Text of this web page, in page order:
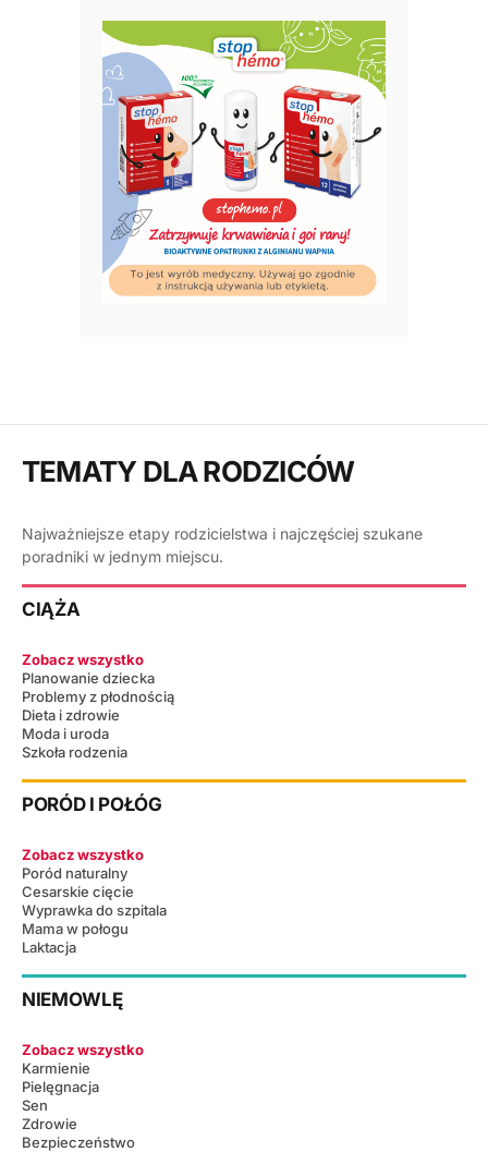
TEMATY DLA RODZICÓW
Najważniejsze etapy rodzicielstwa i najczęściej szukane
poradniki w jednym miejscu.
CIĄŻA
Zobacz wszystko
Planowanie dziecka
Problemy z płodnością
Dieta i zdrowie
Moda i uroda
Szkoła rodzenia
PORÓD I POŁÓG
Zobacz wszystko
Poród naturalny
Cesarskie cięcie
Wyprawka do szpitala
Mama w połogu
Laktacja
NIEMOWLĘ
Zobacz wszystko
Karmienie
Pielęgnacja
Sen
Zdrowie
Bezpieczeństwo